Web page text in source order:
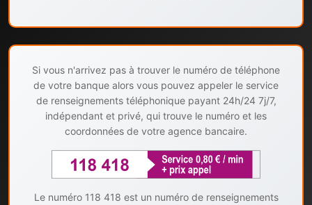
Si vous n'arrivez pas à trouver le numéro de téléphone
de votre banque alors vous pouvez appeler le service
de renseignements téléphonique payant 24h/24 7j/7,
indépendant et privé, qui trouve le numéro et les
coordonnées de votre agence bancaire.
Le numéro 118 418 est un numéro de renseignements